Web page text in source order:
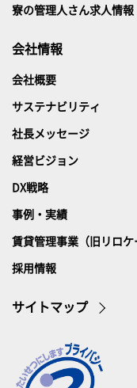
寮の管理人さん求人情報
会社情報
会社概要
サステナビリティ
社長メッセージ
経営ビジョン
DX戦略
事例・実績
賃貸管理事業（旧リロケ
採用情報
サイトマップ